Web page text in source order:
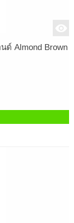
ด์ Almond Brown